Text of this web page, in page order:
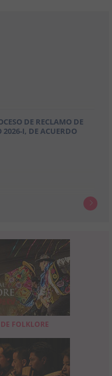
DE RECLAMO DE
2026-I, DE ACUERDO
FOLKLORE